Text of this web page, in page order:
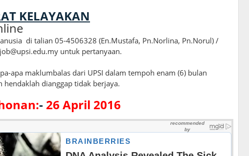
KELAYAKAN
di talian 05-4506328 (En.Mustafa, Pn.Norlina, Pn.Norul) /
untuk pertanyaan.
apa maklumbalas dari UPSI dalam tempoh enam (6) bulan
dianggap tidak berjaya.
- 26 April 2016